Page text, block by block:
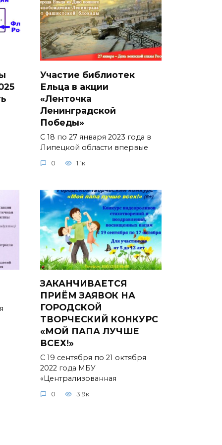
Участие библиотек
Ельца в акции
«Ленточка
Ленинградской
Победы»
С 18 по 27 января 2023 года в
Липецкой области впервые
0 1.1к.
ЗАКАНЧИВАЕТСЯ
ПРИЁМ ЗАЯВОК НА
ГОРОДСКОЙ
ТВОРЧЕСКИЙ КОНКУРС
«МОЙ ПАПА ЛУЧШЕ
ВСЕХ!»
С 19 сентября по 21 октября
2022 года МБУ
«Централизованная
0 3.9к.